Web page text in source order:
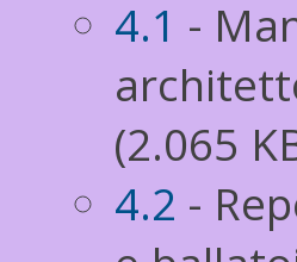
4.1 -
(2.065
4.2 -